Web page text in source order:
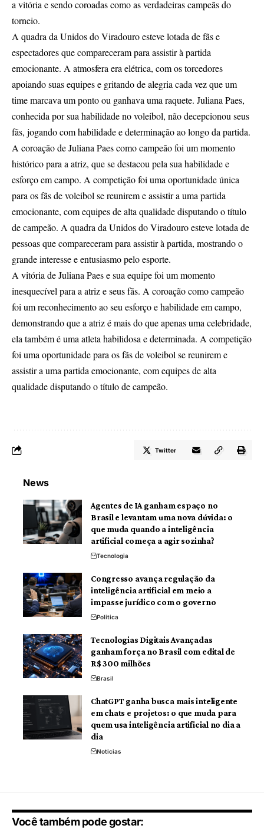
a vitória e sendo coroadas como as verdadeiras campeãs do
torneio.
A quadra da Unidos do Viradouro esteve lotada de fãs e
espectadores que compareceram para assistir à partida
emocionante. A atmosfera era elétrica, com os torcedores
apoiando suas equipes e gritando de alegria cada vez que um
time marcava um ponto ou ganhava uma raquete. Juliana Paes,
conhecida por sua habilidade no voleibol, não decepcionou seus
fãs, jogando com habilidade e determinação ao longo da partida.
A coroação de Juliana Paes como campeão foi um momento
histórico para a atriz, que se destacou pela sua habilidade e
esforço em campo. A competição foi uma oportunidade única
para os fãs de voleibol se reunirem e assistir a uma partida
emocionante, com equipes de alta qualidade disputando o título
de campeão. A quadra da Unidos do Viradouro esteve lotada de
pessoas que compareceram para assistir à partida, mostrando o
grande interesse e entusiasmo pelo esporte.
A vitória de Juliana Paes e sua equipe foi um momento
inesquecível para a atriz e seus fãs. A coroação como campeão
foi um reconhecimento ao seu esforço e habilidade em campo,
demonstrando que a atriz é mais do que apenas uma celebridade,
ela também é uma atleta habilidosa e determinada. A competição
foi uma oportunidade para os fãs de voleibol se reunirem e
assistir a uma partida emocionante, com equipes de alta
qualidade disputando o título de campeão.
Twitter
News
Agentes de IA ganham espaço no
Brasil e levantam uma nova dúvida: o
que muda quando a inteligência
artificial começa a agir sozinha?
Tecnologia
Congresso avança regulação da
inteligência artificial em meio a
impasse jurídico com o governo
Politica
Tecnologias Digitais Avançadas
ganham força no Brasil com edital de
R$ 300 milhões
Brasil
ChatGPT ganha busca mais inteligente
em chats e projetos: o que muda para
quem usa inteligência artificial no dia a
dia
Noticias
Você também pode gostar: